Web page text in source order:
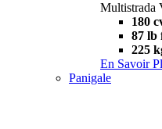
Multistrada
180
87 lb
225
En Savoir
Panigale